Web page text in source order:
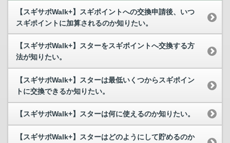
【スギサポWalk+】スギポイントへの交換申請後、いつ
スギポイントに加算されるのか知りたい。
【スギサポWalk+】スターをスギポイントへ交換する方
法が知りたい。
【スギサポWalk+】スターは最低いくつからスギポイン
トに交換できるか知りたい。
【スギサポWalk+】スターは何に使えるのか知りたい。
【スギサポWalk+】スターはどのようにして貯めるのか